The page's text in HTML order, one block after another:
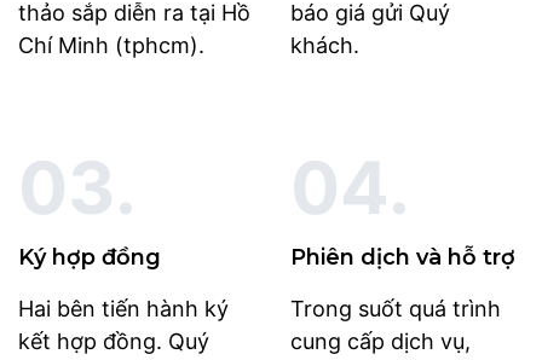
thảo sắp diễn ra tại Hồ
Chí Minh (tphcm).
báo giá gửi Quý
khách.
03.
Ký hợp đồng
Hai bên tiến hành ký
kết hợp đồng. Quý
04.
Phiên dịch và hỗ trợ
Trong suốt quá trình
cung cấp dịch vụ,